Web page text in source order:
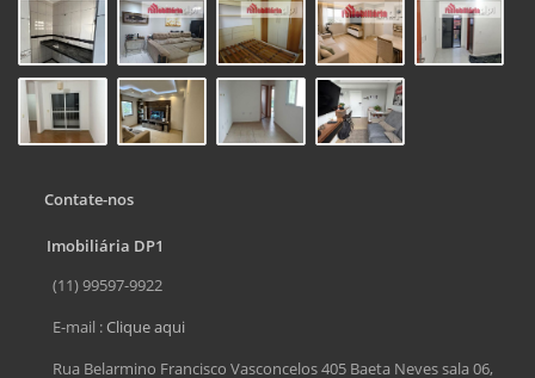
Contate-nos
Imobiliária DP1
(11) 99597-9922
E-mail :Clique aqui
Rua Belarmino Francisco Vasconcelos 405 Baeta Neves sala 06,